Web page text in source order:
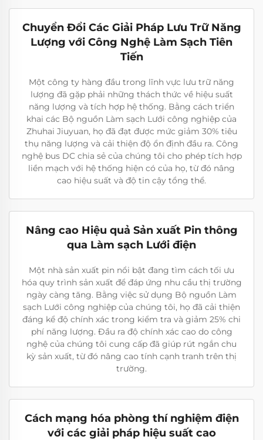
Chuyển Đổi Các Giải Pháp Lưu Trữ Năng
Lượng với Công Nghệ Làm Sạch Tiên
Tiến
Một công ty hàng đầu trong lĩnh vực lưu trữ năng
lượng đã gặp phải những thách thức về hiệu suất
năng lượng và tích hợp hệ thống. Bằng cách triển
khai các Bộ nguồn Làm sạch Lưới công nghiệp của
Zhuhai Jiuyuan, họ đã đạt được mức giảm 30% tiêu
thụ năng lượng và cải thiện độ ổn định đầu ra. Công
nghệ bus DC chia sẻ của chúng tôi cho phép tích hợp
liền mạch với hệ thống hiện có của họ, từ đó nâng
cao hiệu suất và độ tin cậy tổng thể.
Nâng cao Hiệu quả Sản xuất Pin thông
qua Làm sạch Lưới điện
Một nhà sản xuất pin nổi bật đang tìm cách tối ưu
hóa quy trình sản xuất để đáp ứng nhu cầu thị trường
ngày càng tăng. Bằng việc sử dụng Bộ nguồn Làm
sạch Lưới công nghiệp của chúng tôi, họ đã cải thiện
đáng kể độ chính xác trong kiểm tra và giảm 25% chi
phí năng lượng. Đầu ra độ chính xác cao do công
nghệ của chúng tôi cung cấp đã giúp rút ngắn chu
kỳ sản xuất, từ đó nâng cao tính cạnh tranh trên thị
trường.
Cách mạng hóa phòng thí nghiệm điện
với các giải pháp hiệu suất cao